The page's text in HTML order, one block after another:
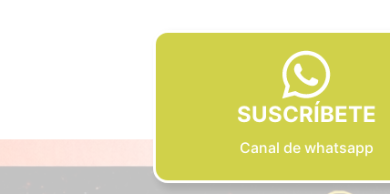
SUSCRÍBETE
Canal de whatsapp